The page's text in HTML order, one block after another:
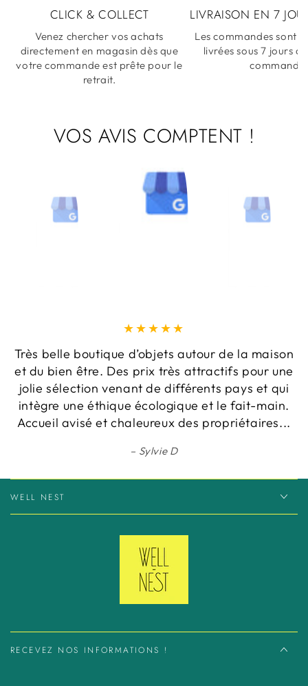
CLICK & COLLECT
Venez chercher vos achats
directement en magasin dès que
votre commande est prête pour le
retrait.
LIVRAISON EN 7
Les commandes sont
livrées sous 7 jours
commande
VOS AVIS COMPTENT !
Très belle boutique d’objets autour de la maison
et du bien être. Des prix très attractifs pour une
jolie sélection venant de différents pays et qui
intègre une éthique écologique et le fait-main.
Accueil avisé et chaleureux des propriétaires...
Sylvie D
WELL NEST
RECEVEZ NOS INFORMATIONS !